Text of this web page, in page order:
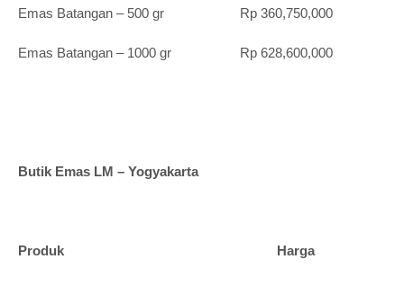
Emas Batangan – 500 gr Rp 360,750,000
Emas Batangan – 1000 gr Rp 628,600,000
Butik Emas LM – Yogyakarta
Produk Harga